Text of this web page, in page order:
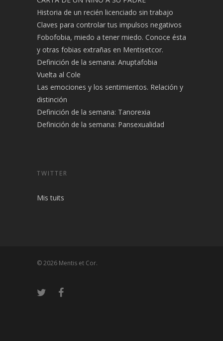
Historia de un recién licenciado sin trabajo
Claves para controlar tus impulsos negativos
Fobofobia, miedo a tener miedo. Conoce ésta
y otras fobias extrañas en Mentisetcor.
Definición de la semana: Anuptafobia
Vuelta al Cole
Las emociones y los sentimientos. Relación y
distinción
Definición de la semana: Tanorexia
Definición de la semana: Pansexualidad
TWITTER
Mis tuits
© 2026 Mentis et Cor.